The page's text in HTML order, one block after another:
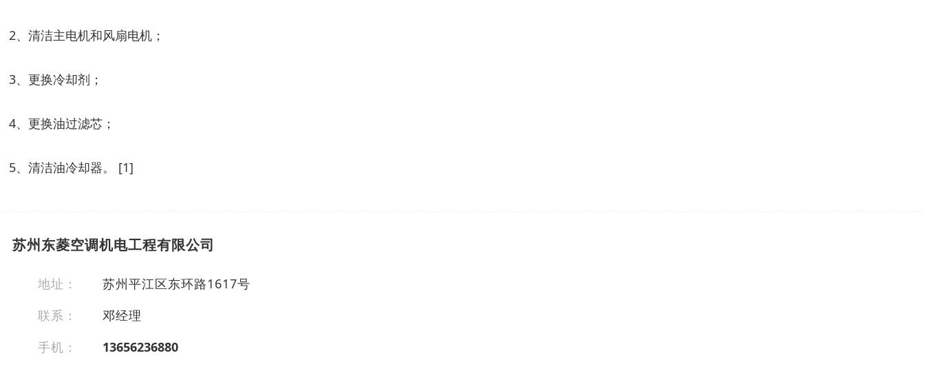
2、清洁主电机和风扇电机；
3、更换冷却剂；
4、更换油过滤芯；
5、清洁油冷却器。 [1]
苏州东菱空调机电工程有限公司
地址：
苏州平江区东环路1617号
联系：
邓经理
手机：
13656236880